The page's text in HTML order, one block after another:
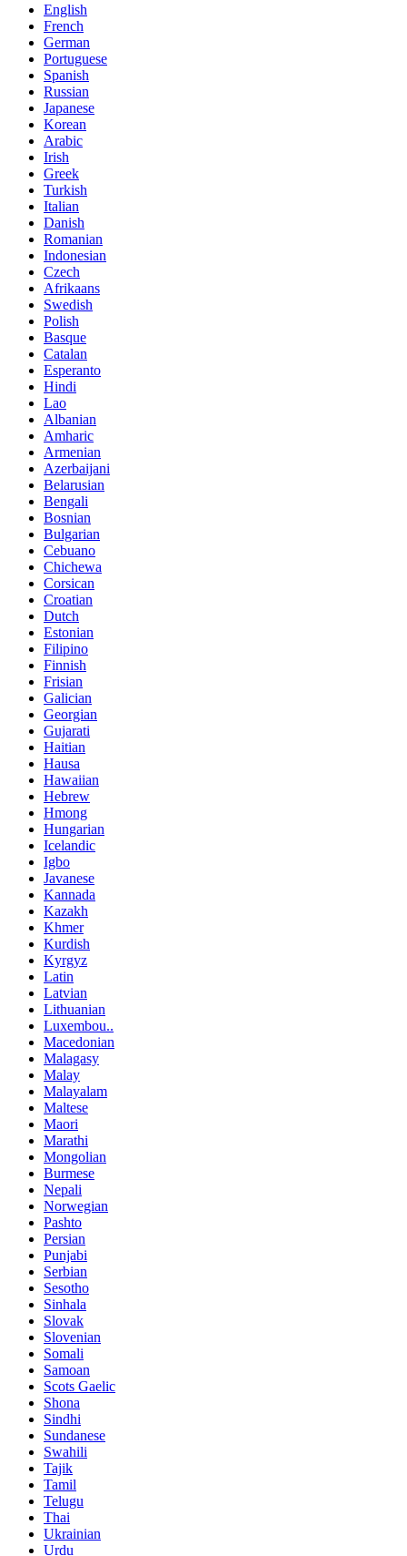
English
French
German
Portuguese
Spanish
Russian
Japanese
Korean
Arabic
Irish
Greek
Turkish
Italian
Danish
Romanian
Indonesian
Czech
Afrikaans
Swedish
Polish
Basque
Catalan
Esperanto
Hindi
Lao
Albanian
Amharic
Armenian
Azerbaijani
Belarusian
Bengali
Bosnian
Bulgarian
Cebuano
Chichewa
Corsican
Croatian
Dutch
Estonian
Filipino
Finnish
Frisian
Galician
Georgian
Gujarati
Haitian
Hausa
Hawaiian
Hebrew
Hmong
Hungarian
Icelandic
Igbo
Javanese
Kannada
Kazakh
Khmer
Kurdish
Kyrgyz
Latin
Latvian
Lithuanian
Luxembou..
Macedonian
Malagasy
Malay
Malayalam
Maltese
Maori
Marathi
Mongolian
Burmese
Nepali
Norwegian
Pashto
Persian
Punjabi
Serbian
Sesotho
Sinhala
Slovak
Slovenian
Somali
Samoan
Scots Gaelic
Shona
Sindhi
Sundanese
Swahili
Tajik
Tamil
Telugu
Thai
Ukrainian
Urdu